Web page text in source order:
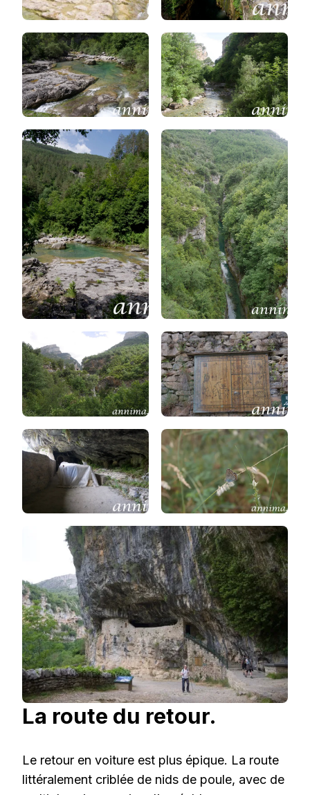
La route du retour.
Le retour en voiture est plus épique. La route
littéralement criblée de nids de poule, avec de